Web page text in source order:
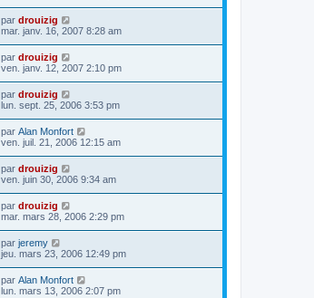
par drouizig
mar. janv. 16, 2007 8:28 am
par drouizig
ven. janv. 12, 2007 2:10 pm
par drouizig
lun. sept. 25, 2006 3:53 pm
par Alan Monfort
ven. juil. 21, 2006 12:15 am
par drouizig
ven. juin 30, 2006 9:34 am
par drouizig
mar. mars 28, 2006 2:29 pm
par jeremy
jeu. mars 23, 2006 12:49 pm
par Alan Monfort
lun. mars 13, 2006 2:07 pm